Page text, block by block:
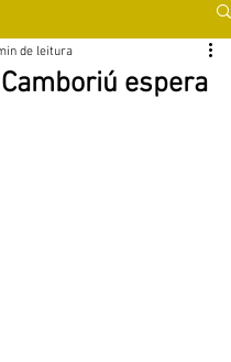
espera
de leitura